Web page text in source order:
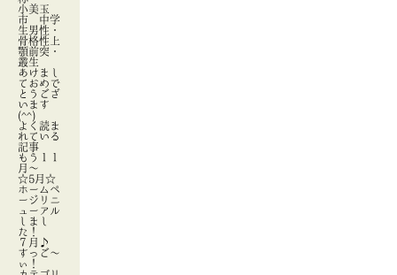
小美玉
市 中学
生男性・
骨格性上
顎前突・
叢生
あけまし
ておめで
とうござ
います
(^^)
よく読ま
れている
記事
もう１１
月～
☆5月☆
ホームペ
ージリニ
ューアル
しまし
た！
７月♪
すっご～
ぃ！